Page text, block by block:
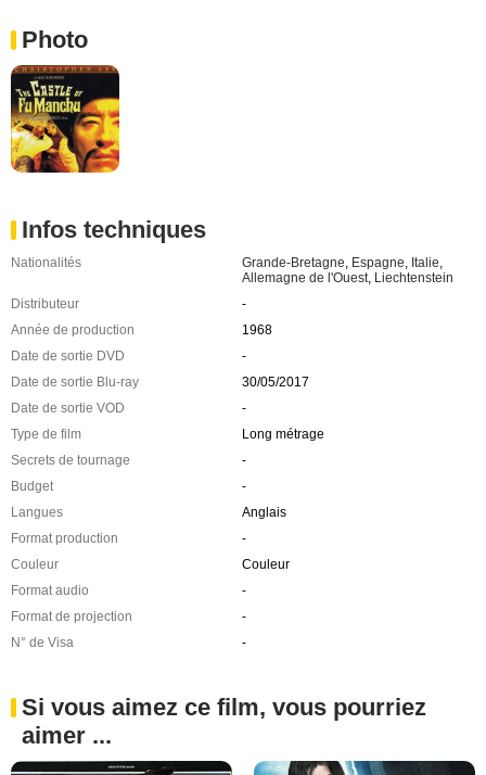
Photo
Infos techniques
Nationalités Grande-Bretagne, Espagne, Italie,
Allemagne de l'Ouest, Liechtenstein
Distributeur
-
Année de production
1968
Date de sortie DVD
-
Date de sortie Blu-ray
30/05/2017
Date de sortie VOD
-
Type de film
Long métrage
Secrets de tournage
-
Budget
-
Langues
Anglais
Format production
-
Couleur
Couleur
Format audio
-
Format de projection
-
N° de Visa
-
Si vous aimez ce film, vous pourriez
aimer ...